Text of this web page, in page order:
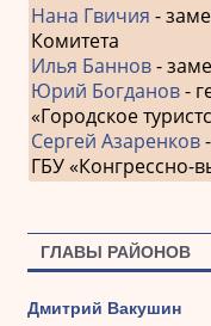
Нана Гвичия -
Комитета
Илья Баннов-
Юрий Богданов-
«Городское
Сергей Азаренков-
ГБУ «Конгрессно-
ГЛАВЫ РАЙОНОВ
Дмитрий Вакушин